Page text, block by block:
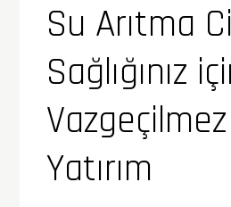
Su Arıtma
Sağlığınız
Yatırım